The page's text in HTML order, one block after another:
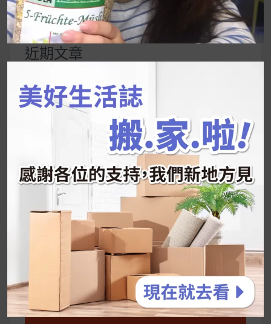
尋
鍵
字:
近期文章
韓國人為什麼不容易胖？
推的MZ Diet ！
好吃的蛋白點心還有好玩的運動小遊戲！今年過
年已經等不及帶這盒跟我的親戚、朋友們一起分
享～
2026 過年禮盒推薦｜五款百元健康伴手禮
停用猛健樂後會反彈嗎？作用解析＋停藥後體重
維持全攻略
公主營養師：飲食改變也是能快樂執行的！6 個
你一定要知道的技巧